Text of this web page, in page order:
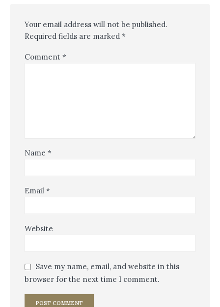
Your email address will not be published.
Required fields are marked *
Comment *
Name *
Email *
Website
Save my name, email, and website in this
browser for the next time I comment.